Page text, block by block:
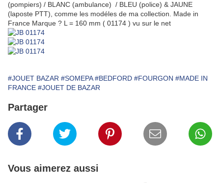
(pompiers) / BLANC (ambulance) / BLEU (police) & JAUNE
(laposte PTT), comme les modéles de ma collection. Made in
France Marque ? L = 160 mm ( 01174 ) vu sur le net
#JOUET BAZAR #SOMEPA #BEDFORD #FOURGON #MADE IN
FRANCE #JOUET DE BAZAR
Partager
Vous aimerez aussi